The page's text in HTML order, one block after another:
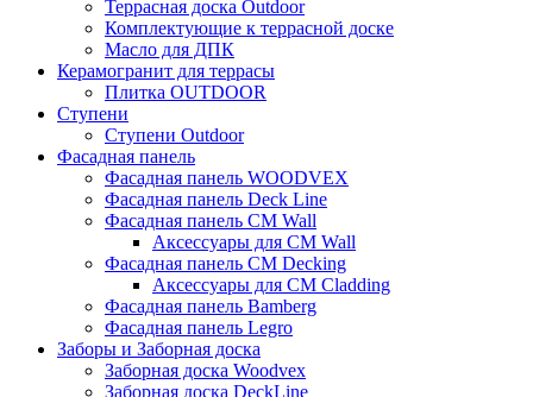
Террасная доска Outdoor
Комплектующие к террасной доске
Масло для ДПК
Керамогранит для террасы
Плитка OUTDOOR
Ступени
Ступени Outdoor
Фасадная панель
Фасадная панель WOODVEX
Фасадная панель Deck Line
Фасадная панель CM Wall
Аксессуары для CM Wall
Фасадная панель CM Decking
Аксессуары для CM Cladding
Фасадная панель Bamberg
Фасадная панель Legro
Заборы и Заборная доска
Заборная доска Woodvex
Заборная доска DeckLine